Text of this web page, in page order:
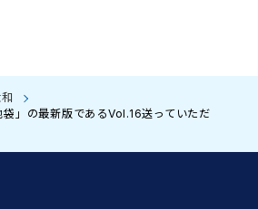
袋」の最新版であるVol.16送っていただ